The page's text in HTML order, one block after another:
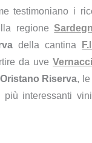
testimoniano i
regione
della cantina
da uve
Riserva,
più interessanti